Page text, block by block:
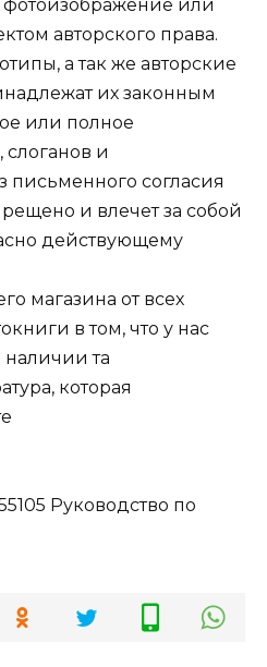
или
авторского права.
а так же авторские
их законным
или полное
слоганов и
письменного согласия
и влечет за собой
действующему
магазина от всех
в том, что у нас
наличии та
которая
Руководство по